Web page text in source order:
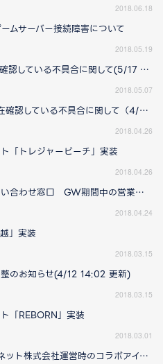
2018.06.18
ームサーバー接続障害について
2018.05.19
5/7（月）現在確認している不具合に関して(5/17 14:00 更新)
2018.05.07
4/26（木）現在確認している不具合に関して（4/27 19:25更新）
2018.04.26
「トレジャービーチ」実装
2018.04.26
HappyTukお問い合わせ窓口 GW期間中の営業についてのお知らせ
2018.04.24
」実装
2018.03.15
のお知らせ(4/12 14:02 更新)
2018.03.15
「REBORN」実装
2018.03.01
GMOインターネット株式会社運営時のコラボアイテムについて(3/16 16:45更新)